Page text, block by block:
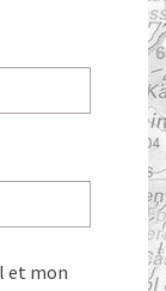
et mon